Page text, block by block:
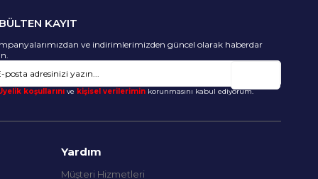
KAYIT
ve indirimlerimizden güncel olarak haberdar
koşullarınıve kişisel verileriminkorunmasını kabul ediyorum.
Yardım
Müşteri Hizmetleri